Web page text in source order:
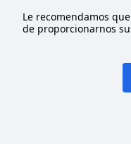
Le recomendamos
de proporcionarnos